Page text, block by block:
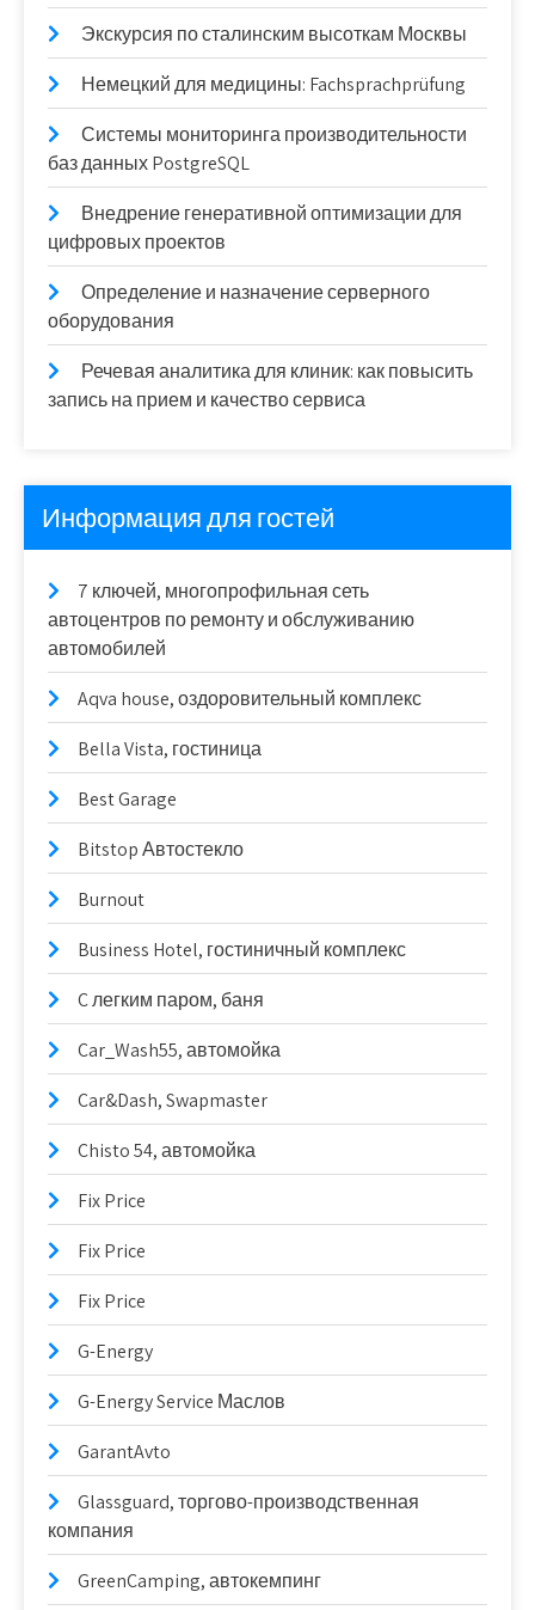
Экскурсия по сталинским высоткам Москвы
Немецкий для медицины: Fachsprachprüfung
Системы мониторинга производительности
баз данных PostgreSQL
Внедрение генеративной оптимизации для
цифровых проектов
Определение и назначение серверного
оборудования
Речевая аналитика для клиник: как повысить
запись на прием и качество сервиса
Информация для гостей
7 ключей, многопрофильная сеть
автоцентров по ремонту и обслуживанию
автомобилей
Aqva house, оздоровительный комплекс
Bella Vista, гостиница
Best Garage
Bitstop Автостекло
Burnout
Business Hotel, гостиничный комплекс
C легким паром, баня
Car_Wash55, автомойка
Car&Dash, Swapmaster
Chisto 54, автомойка
Fix Price
Fix Price
Fix Price
G-Energy
G-Energy Service Маслов
GarantAvto
Glassguard, торгово-производственная
компания
GreenCamping, автокемпинг